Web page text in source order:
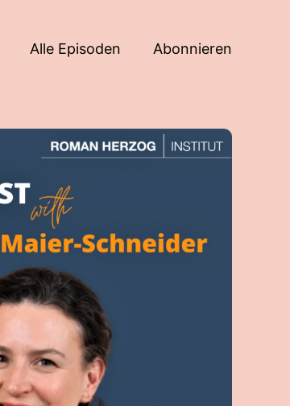
Alle Episoden Abonnieren